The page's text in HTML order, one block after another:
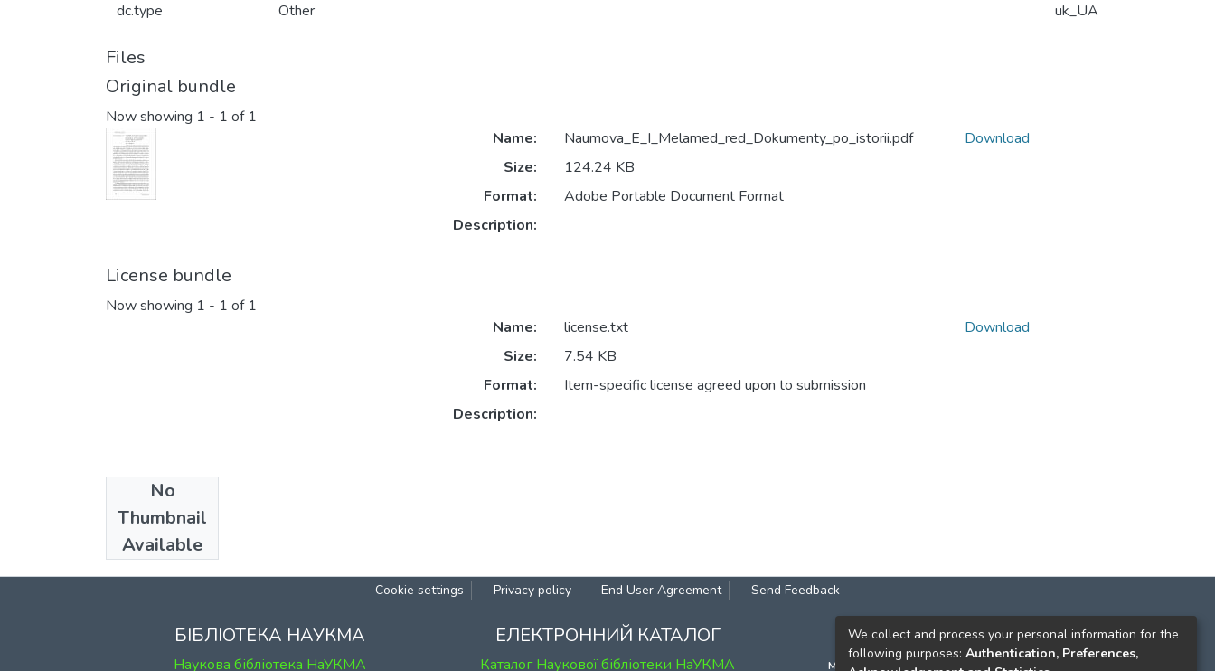
dc.type Other uk_UA
Files
Original bundle
Now showing 1 - 1 of 1
Name:
Naumova_E_I_Melamed_red_Dokumenty_po_istorii.pdf
Size:
124.24 KB
Format:
Adobe Portable Document Format
Description:
Download
License bundle
Now showing 1 - 1 of 1
No
Thumbnail
Available
Name:
license.txt
Size:
7.54 KB
Format:
Item-specific license agreed upon to submission
Description:
Download
Collections
Volume 4 (2015)
Cookie settings Privacy policy End User Agreement Send Feedback
БІБЛІОТЕКА НАУКМА
Наукова бібліотека НаУКМА
ЕЛЕКТРОННИЙ КАТАЛОГ
Каталог Наукової бібліотеки НаУКМА
КОНТАКТИ
м. Київ, вул. Григорія Сковороди, 2
We collect and process your personal information for the
following purposes: Authentication, Preferences,